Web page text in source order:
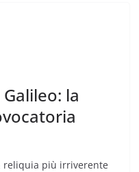
la
reliquia più irriverente